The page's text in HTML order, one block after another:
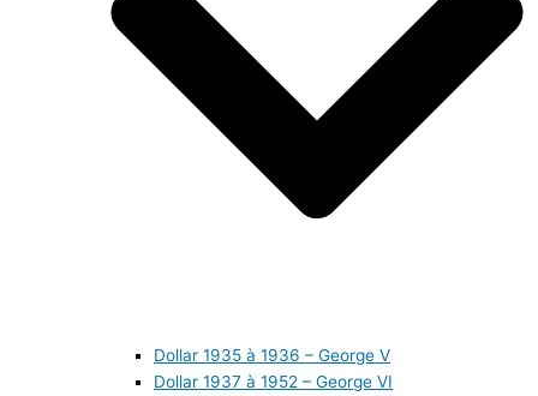
Dollar 1935 à 1936 – George V
Dollar 1937 à 1952 – George VI